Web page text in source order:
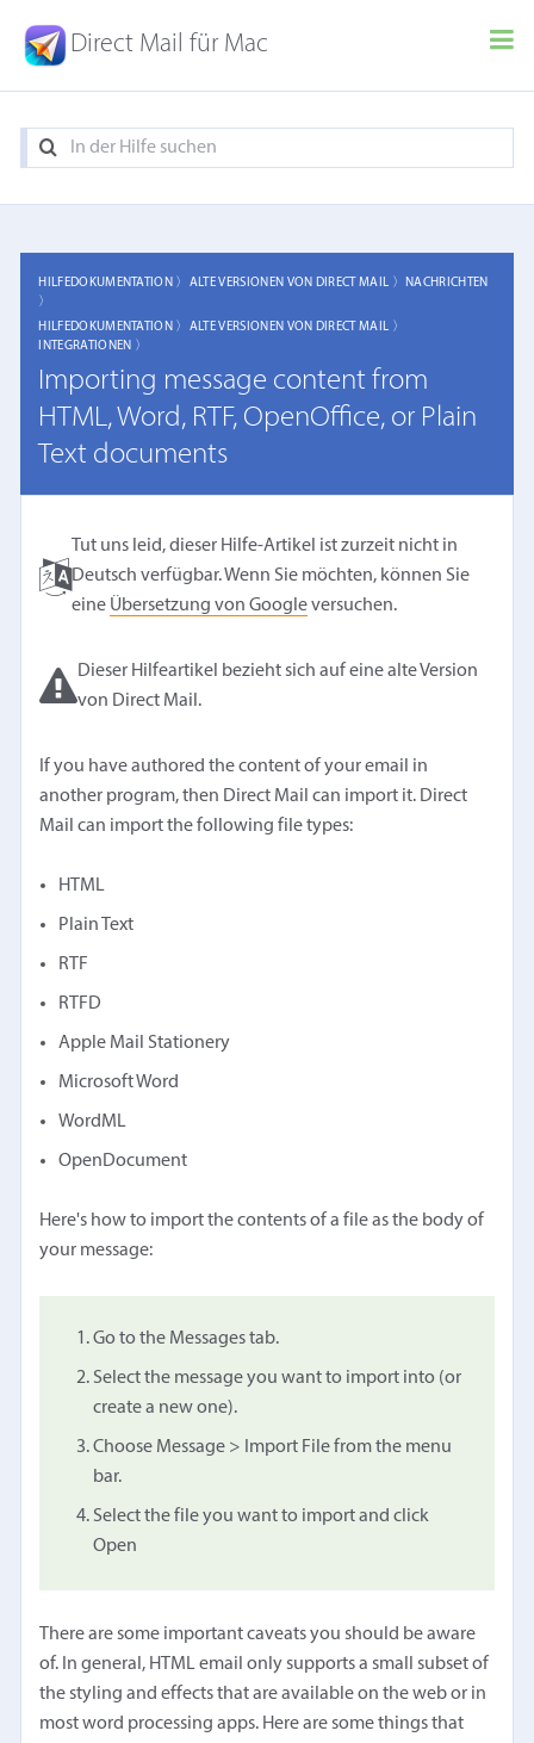
Direct Mail für Mac
HILFEDOKUMENTATION 〉 ALTE VERSIONEN VON DIRECT MAIL 〉 NACHRICHTEN
〉
HILFEDOKUMENTATION 〉 ALTE VERSIONEN VON DIRECT MAIL 〉
INTEGRATIONEN 〉
Importing message content from
HTML, Word, RTF, OpenOffice, or Plain
Text documents
Tut uns leid, dieser Hilfe-Artikel ist zurzeit nicht in
Deutsch verfügbar. Wenn Sie möchten, können Sie
eine Übersetzung von Googleversuchen.
Dieser Hilfeartikel bezieht sich auf eine alte Version
von Direct Mail.
If you have authored the content of your email in
another program, then Direct Mail can import it. Direct
Mail can import the following file types:
HTML
Plain Text
RTF
RTFD
Apple Mail Stationery
Microsoft Word
WordML
OpenDocument
Here's how to import the contents of a file as the body of
your message:
Go to the Messages tab.
Select the message you want to import into (or
create a new one).
Choose Message > Import File from the menu
bar.
Select the file you want to import and click
Open
There are some important caveats you should be aware
of. In general, HTML email only supports a small subset of
the styling and effects that are available on the web or in
most word processing apps. Here are some things that